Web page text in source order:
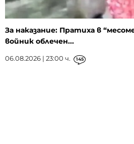
За наказание: Пратиха в
войник облечен...
06.08.2026 | 23:00 ч. 145